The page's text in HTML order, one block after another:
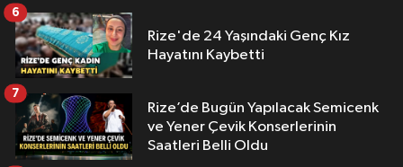
Rize'de 24 Yaşındaki Genç Kız
Hayatını Kaybetti
6
Rize’de Bugün Yapılacak Semicenk
ve Yener Çevik Konserlerinin
Saatleri Belli Oldu
7